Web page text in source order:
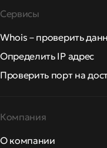
Сервисы
Whois – проверить
Определить IP адрес
Проверить порт на
Компания
О компании